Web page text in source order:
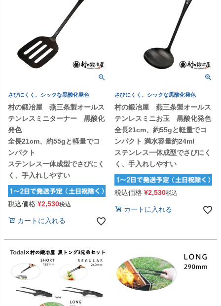
さびにくく、シックな黒酸化発色
村の鍛冶屋 燕三条製オールス
テンレスミニターナー 黒酸化
発色
全長21cm、約55gと軽量でコ
ンパクト
ステンレス一体成型でさびにく
く、手入れしやすい
税込価格 ¥2,530税込
カートに入れる
さびにくく、シックな黒酸化発色
村の鍛冶屋 燕三条製オールス
テンレスミニお玉 黒酸化発色
全長21cm、約55gと軽量でコ
ンパクト 満水容量約24ml
ステンレス一体成型でさびにく
く、手入れしやすい
税込価格 ¥2,530税込
カートに入れる